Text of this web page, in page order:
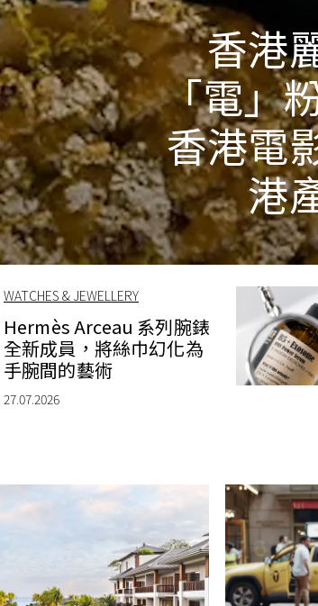
香港
「電」
香港電
港
WATCHES & JEWELLERY
Hermès Arceau 系列腕錶
全新成員，將絲巾幻化為
手腕間的藝術
27.07.2026